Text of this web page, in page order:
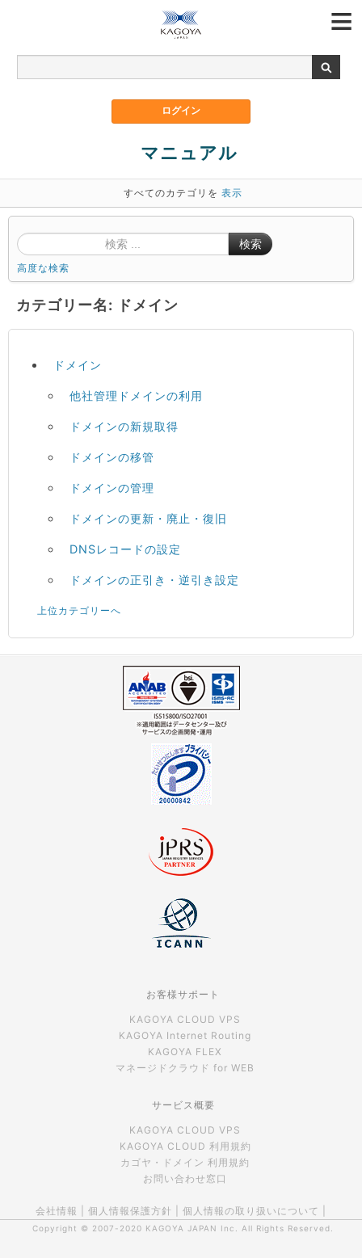
マニュアル
すべてのカテゴリを 表示
検索
高度な検索
カテゴリー名: ドメイン
ドメイン
他社管理ドメインの利用
ドメインの新規取得
ドメインの移管
ドメインの管理
ドメインの更新・廃止・復旧
DNSレコードの設定
ドメインの正引き・逆引き設定
上位カテゴリーへ
お客様サポート
KAGOYA CLOUD VPS
KAGOYA Internet Routing
KAGOYA FLEX
マネージドクラウド for WEB
サービス概要
KAGOYA CLOUD VPS
KAGOYA CLOUD 利用規約
カゴヤ・ドメイン 利用規約
お問い合わせ窓口
会社情報 個人情報保護方針 個人情報の取り扱いについて
Copyright © 2007-2020 KAGOYA JAPAN Inc. All Rights Reserved.